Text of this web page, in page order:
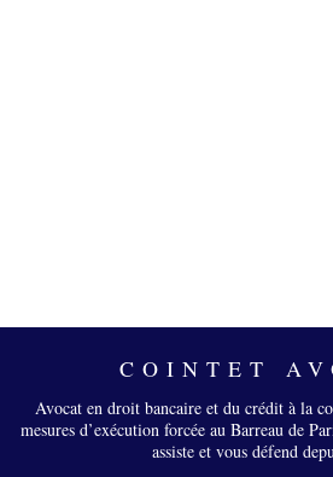
COINTET
Avocat en droit bancaire et du crédit à la
mesures d’exécution forcée au Barreau de
assiste et vous défend